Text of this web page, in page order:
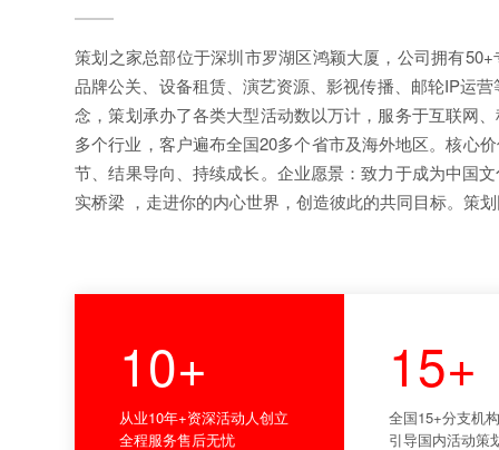
策划之家总部位于深圳市罗湖区鸿颖大厦，公司拥有
品牌公关、设备租赁、演艺资源、影视传播、邮轮IP运
念，策划承办了各类大型活动数以万计，服务于互联网
多个行业，客户遍布全国20多个省市及海外地区。核心
节、结果导向、持续成长。企业愿景：致力于成为中国
实桥梁 ，走进你的内心世界，创造彼此的共同目标。策
10+
从业10年+资深活动人创立
全程服务售后无忧
15+
全国15+分支机
引导国内活动策